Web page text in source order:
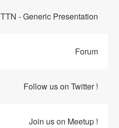
TTN - Generic Presentation
Forum
Follow us on Twitter !
Join us on Meetup !